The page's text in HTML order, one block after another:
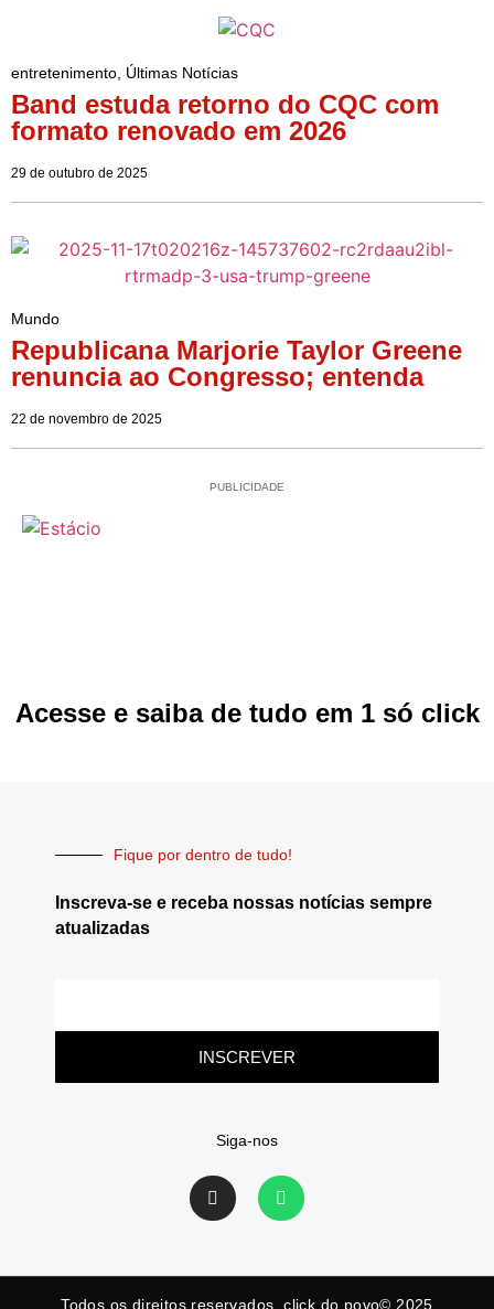
entretenimento Últimas Notícias
Band estuda retorno do CQC com
formato renovado em 2026
29 de outubro de 2025
Mundo
Republicana Marjorie Taylor Greene
renuncia ao Congresso; entenda
22 de novembro de 2025
PUBLICIDADE
Acesse e saiba de tudo em 1 só click
Fique por dentro de tudo!
Inscreva-se e receba nossas notícias sempre
atualizadas
INSCREVER
Siga-nos
Todos os direitos reservados. click do povo© 2025